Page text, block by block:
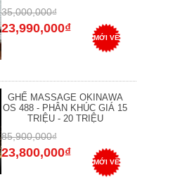
35,000,000₫
23,990,000₫
MỚI VỀ
GHẾ MASSAGE OKINAWA
OS 488 - PHÂN KHÚC GIÁ 15
TRIỆU - 20 TRIỆU
85,900,000₫
23,800,000₫
MỚI VỀ